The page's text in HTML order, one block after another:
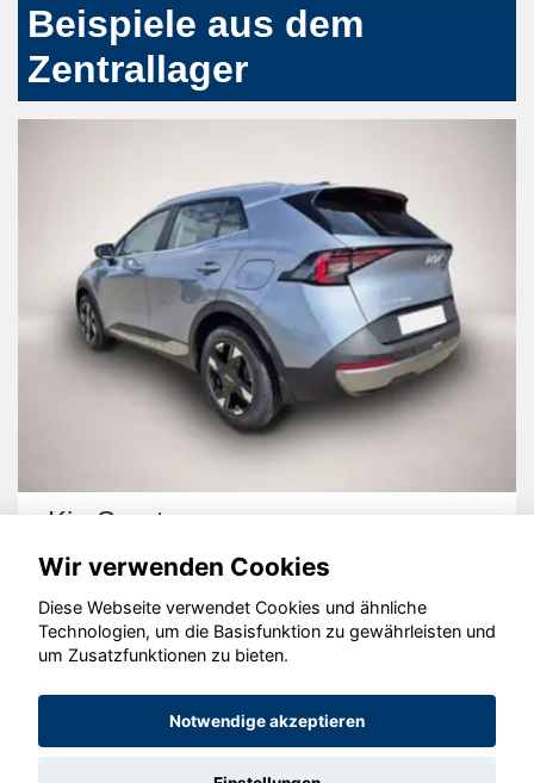
Beispiele aus dem
Zentrallager
Kia Sportage
© konjunkturmotor.de GmbH 2020 - 2026
Wir verwenden Cookies
Diese Webseite verwendet Cookies und ähnliche
Technologien, um die Basisfunktion zu gewährleisten und
um Zusatzfunktionen zu bieten.
Notwendige akzeptieren